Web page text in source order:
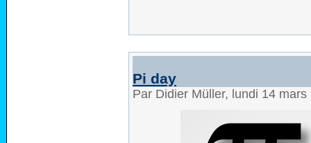
Pi day
Par Didier Müller, lundi 14